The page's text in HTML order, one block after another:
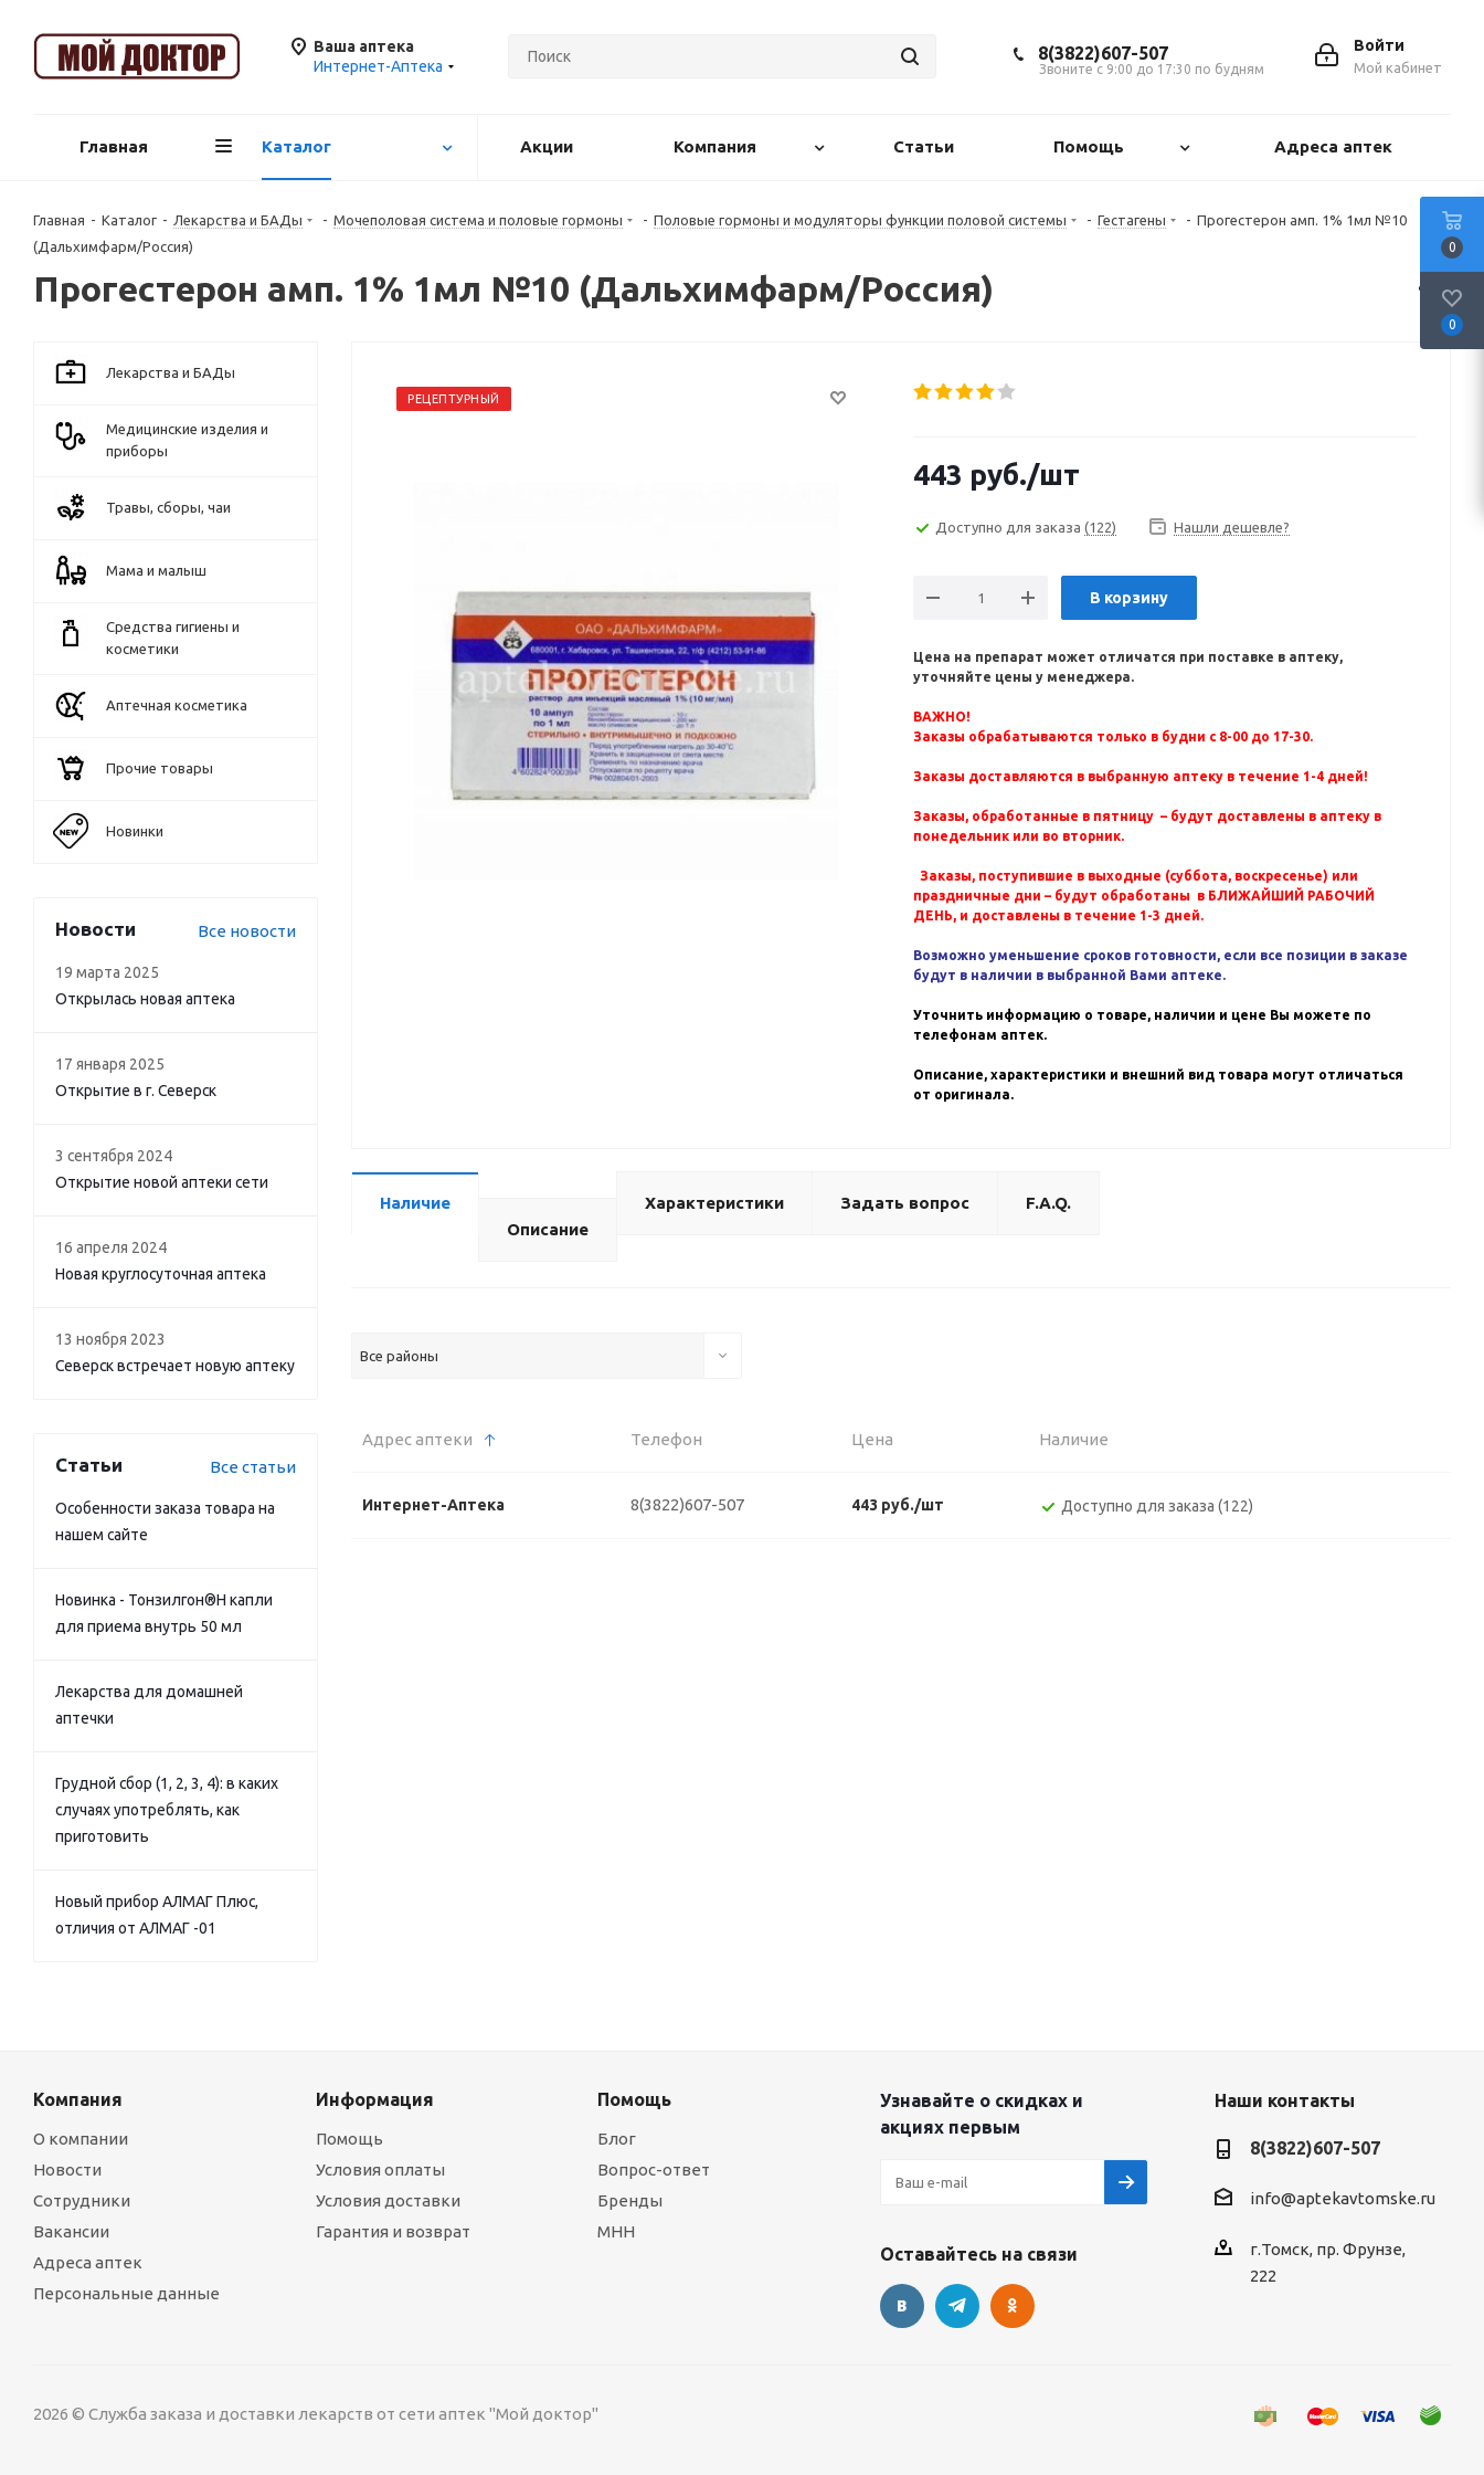
Ваша аптека
Интернет-Аптека
Войти
Мой кабинет
8(3822)607-507
Звоните с 9:00 до 17:30 по будням
Главная Каталог Акции Компания Статьи Помощь Адреса аптек
Главная - Каталог - Лекарства и БАДы - Mочеполовая система и половые гормоны - Половые гормоны и модуляторы функции половой системы - Гестагены - Прогестерон амп. 1% 1мл №10
(Дальхимфарм/Россия)
Прогестерон амп. 1% 1мл №10 (Дальхимфарм/Россия)
РЕЦЕПТУРНЫЙ
443 руб./шт
Доступно для заказа (122) Нашли дешевле?
В корзину
Цена на препарат может отличатся при поставке в аптеку,
уточняйте цены у менеджера.
ВАЖНО!
Заказы обрабатываются только в будни с 8-00 до 17-30.
Заказы доставляются в выбранную аптеку в течение 1-4 дней!
Заказы, обработанные в пятницу – будут доставлены в аптеку в
понедельник или во вторник.
Заказы, поступившие в выходные (суббота, воскресенье) или
праздничные дни – будут обработаны в БЛИЖАЙШИЙ РАБОЧИЙ
ДЕНЬ, и доставлены в течение 1-3 дней.
Возможно уменьшение сроков готовности, если все позиции в заказе
будут в наличии в выбранной Вами аптеке.
Уточнить информацию о товаре, наличии и цене Вы можете по
телефонам аптек.
Описание, характеристики и внешний вид товара могут отличаться
от оригинала.
Наличие
Описание
Характеристики Задать вопрос F.A.Q.
Все районы
Адрес аптеки Телефон Цена Наличие
Интернет-Аптека 8(3822)607-507 443 руб./шт Доступно для заказа (122)
Лекарства и БАДы
Медицинские изделия и
приборы
Травы, сборы, чаи
Мама и малыш
Средства гигиены и
косметики
Аптечная косметика
Прочие товары
Новинки
Новости Все новости
19 марта 2025
Открылась новая аптека
17 января 2025
Открытие в г. Северск
3 сентября 2024
Открытие новой аптеки сети
16 апреля 2024
Новая круглосуточная аптека
13 ноября 2023
Северск встречает новую аптеку
Статьи Все статьи
Особенности заказа товара на
нашем сайте
Новинка - Тонзилгон®Н капли
для приема внутрь 50 мл
Лекарства для домашней
аптечки
Грудной сбор (1, 2, 3, 4): в каких
случаях употреблять, как
приготовить
Новый прибор АЛМАГ Плюс,
отличия от АЛМАГ -01
Компания
О компании
Новости
Сотрудники
Вакансии
Адреса аптек
Персональные данные
Информация
Помощь
Условия оплаты
Условия доставки
Гарантия и возврат
Помощь
Блог
Вопрос-ответ
Бренды
МНН
Узнавайте о скидках и
акциях первым
Оставайтесь на связи
Наши контакты
8(3822)607-507
info@aptekavtomske.ru
г.Томск, пр. Фрунзе,
222
2026 © Служба заказа и доставки лекарств от сети аптек "Мой доктор"
0
0